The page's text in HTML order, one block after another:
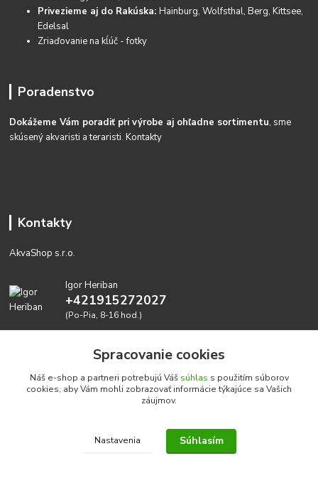
Privezieme aj do Rakúska:Hainburg, Wolfsthal, Berg, Kittsee,
Edelsal
Zriaďovanie na kĺúč - fotky
Poradenstvo
Dokážeme Vám poradiť pri výrobe aj ohľadne sortimentu, sme
skúsený akvaristi a teraristi.Kontakty
Kontakty
AkvaShop s.r.o.
Igor Heriban
+421915272027
(Po-Pia, 8-16 hod.)
Realizujeme prírodné akvária: AkvaShop s.r.o. • IBAN:
SK3911000000002947087849
Spracovanie cookies
Náš e-shop a partneri potrebujú Váš súhlas s použitím súborov
cookies, aby Vám mohli zobrazovať informácie týkajúce sa Vašich
záujmov.
Nastavenia Súhlasím